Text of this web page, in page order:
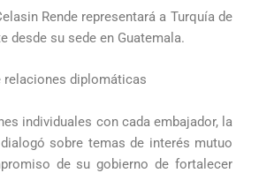
Rende representará a Turquía de
desde su sede en Guatemala.
relaciones diplomáticas
individuales con cada embajador, la
sobre temas de interés mutuo
de su gobierno de fortalecer